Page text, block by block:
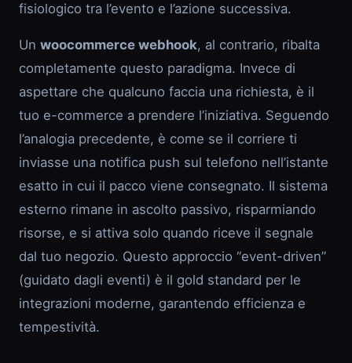
fisiologico tra l’evento e l’azione successiva.
Un woocommerce webhook, al contrario, ribalta
completamente questo paradigma. Invece di
aspettare che qualcuno faccia una richiesta, è il
tuo e-commerce a prendere l’iniziativa. Seguendo
l’analogia precedente, è come se il corriere ti
inviasse una notifica push sul telefono nell’istante
esatto in cui il pacco viene consegnato. Il sistema
esterno rimane in ascolto passivo, risparmiando
risorse, e si attiva solo quando riceve il segnale
dal tuo negozio. Questo approccio “event-driven”
(guidato dagli eventi) è il gold standard per le
integrazioni moderne, garantendo efficienza e
tempestività.